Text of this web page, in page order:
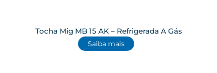
Tocha Mig MB 15 AK – Refrigerada A Gás
Saiba mais